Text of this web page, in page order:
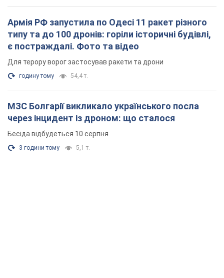
Армія РФ запустила по Одесі 11 ракет різного
типу та до 100 дронів: горіли історичні будівлі,
є постраждалі. Фото та відео
Для терору ворог застосував ракети та дрони
годину тому 54,4 т.
МЗС Болгарії викликало українського посла
через інцидент із дроном: що сталося
Бесіда відбудеться 10 серпня
3 години тому 5,1 т.